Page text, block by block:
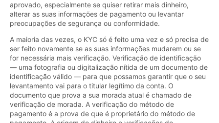
aprovado, especialmente se quiser retirar mais dinheiro,
alterar as suas informações de pagamento ou levantar
preocupações de segurança ou conformidade.
A maioria das vezes, o KYC só é feito uma vez e só precisa de
ser feito novamente se as suas informações mudarem ou se
for necessária mais verificação. Verificação de identificação
— uma fotografia ou digitalização nítida de um documento de
identificação válido — para que possamos garantir que o seu
levantamento vai para o titular legítimo da conta. O
documento que prova a sua morada atual é chamado de
verificação de morada. A verificação do método de
pagamento é a prova de que é proprietário do método de